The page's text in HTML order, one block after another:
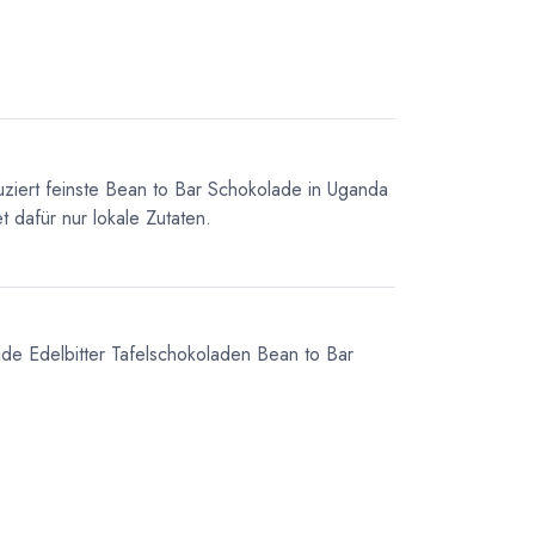
feinste Bean to Bar Schokolade in Uganda
dafür nur lokale Zutaten.
Edelbitter Tafelschokoladen Bean to Bar